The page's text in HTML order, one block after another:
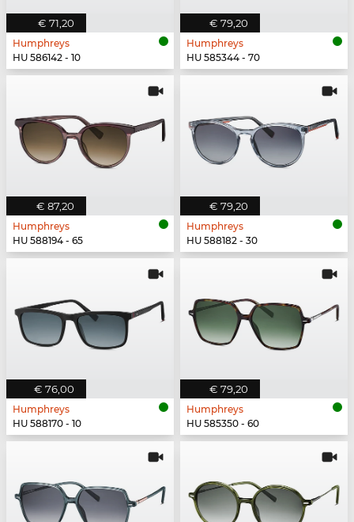
€ 71,20
Humphreys
HU 586142 - 10
€ 79,20
Humphreys
HU 585344 - 70
€ 87,20
Humphreys
HU 588194 - 65
€ 79,20
Humphreys
HU 588182 - 30
€ 76,00
Humphreys
HU 588170 - 10
€ 79,20
Humphreys
HU 585350 - 60